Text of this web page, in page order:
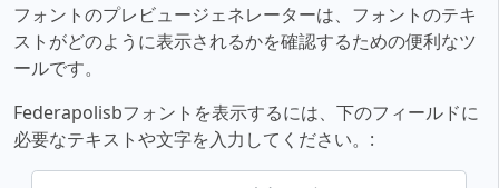
フォントのプレビュージェネレーターは、フォントのテキ
ストがどのように表示されるかを確認するための便利なツ
ールです。
Federapolisbフォントを表示するには、下のフィールドに
必要なテキストや文字を入力してください。: